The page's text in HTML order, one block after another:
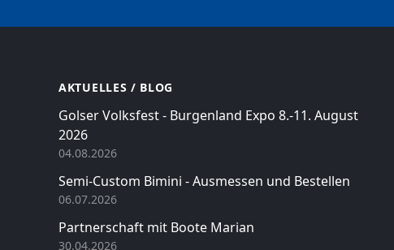
AKTUELLES / BLOG
Golser Volksfest - Burgenland Expo 8.-11. August
2026
04.08.2026
Semi-Custom Bimini - Ausmessen und Bestellen
06.07.2026
Partnerschaft mit Boote Marian
30.04.2026